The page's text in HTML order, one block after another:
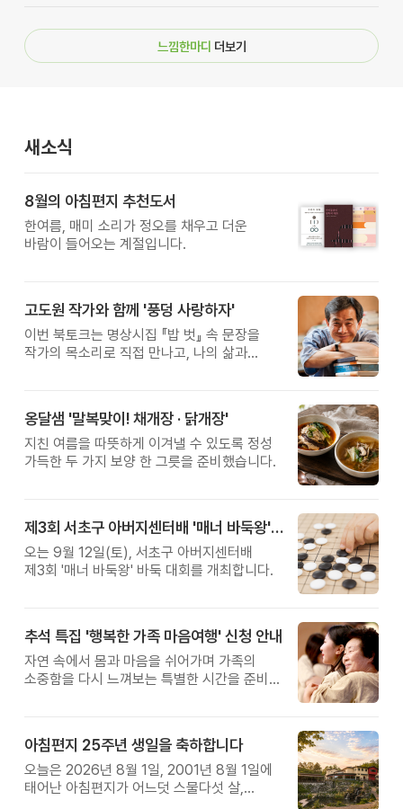
느낌한마디 더보기
새소식
8월의 아침편지 추천도서
한여름, 매미 소리가 정오를 채우고 더운
바람이 들어오는 계절입니다.
고도원 작가와 함께 '풍덩 사랑하자'
이번 북토크는 명상시집 『밥 벗』 속 문장을
작가의 목소리로 직접 만나고, 나의 삶과
옹달샘 '말복맞이! 채개장 · 닭개장'
지친 여름을 따뜻하게 이겨낼 수 있도록 정성
가득한 두 가지 보양 한 그릇을 준비했습니다.
제3회 서초구 아버지센터배 '매너 바둑왕' 대회
오는 9월 12일(토), 서초구 아버지센터배
제3회 '매너 바둑왕' 바둑 대회를 개최합니다.
추석 특집 '행복한 가족 마음여행' 신청 안내
자연 속에서 몸과 마음을 쉬어가며 가족의
소중함을 다시 느껴보는 특별한 시간을 준비해
아침편지 25주년 생일을 축하합니다
오늘은 2026년 8월 1일, 2001년 8월 1일에
태어난 아침편지가 어느덧 스물다섯 살,